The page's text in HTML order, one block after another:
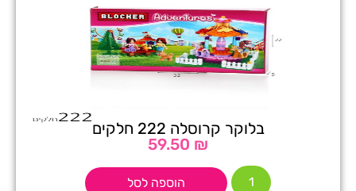
בלוקר קרוסלה 222 חלקים
59.50 ₪
הוספה לסל